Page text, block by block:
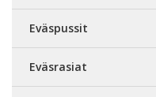
Eväspussit
Eväsrasiat